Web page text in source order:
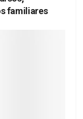
familiares